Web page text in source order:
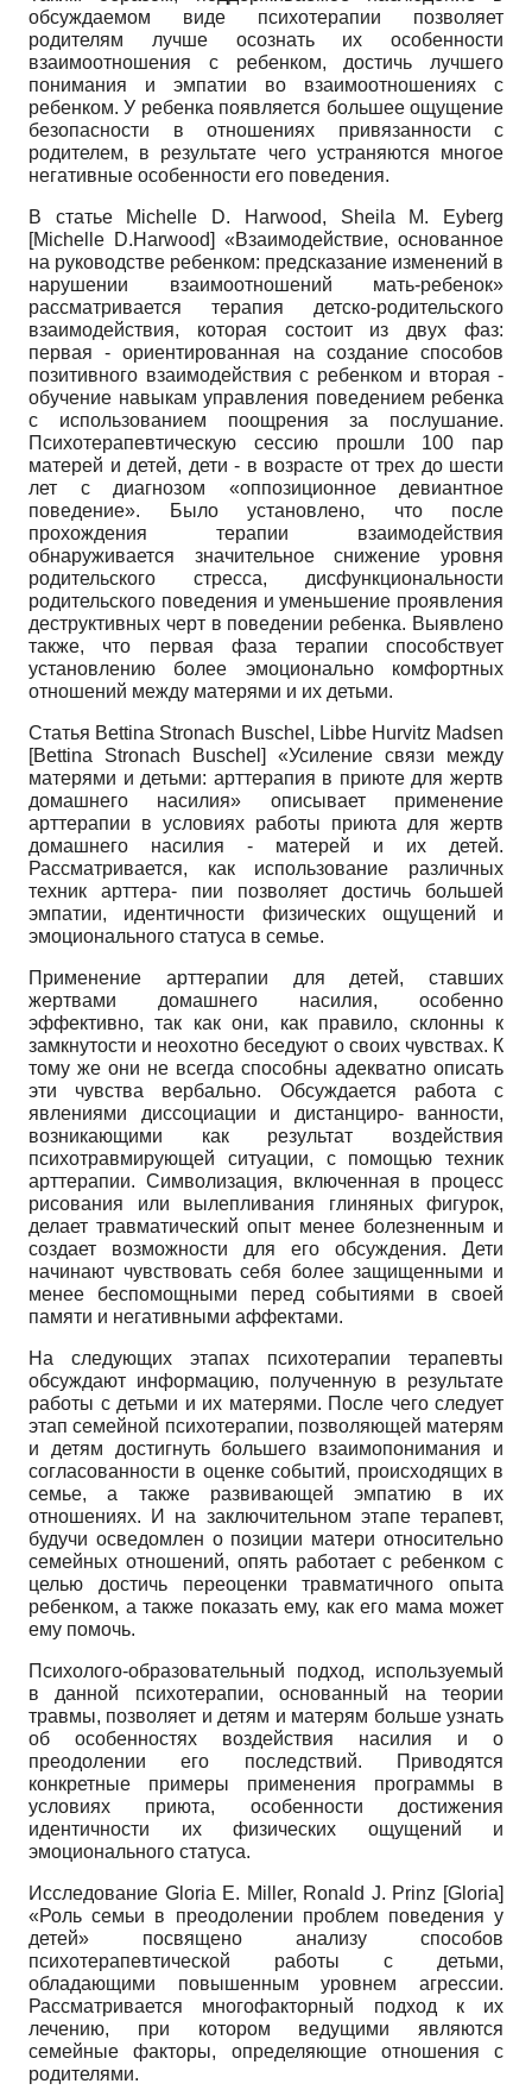
обсуждаемом виде психотерапии позволяет
родителям лучше осознать их особенности
взаимоотношения с ребенком, достичь лучшего
понимания и эмпа­тии во взаимоотношениях с
ребенком. У ребенка появляется большее ощущение
безопасности в отношениях привязанности с
родителем, в результате чего устраняются многое
негативные особенности его поведения.
В статье Michelle D. Harwood, Sheila M. Eyberg
[Michelle D.Harwood] «Взаимодействие, основанное
на руководстве ребенком: предсказание изменений в
нарушении взаимоотношений мать-ребенок»
рассматривается терапия детско-родительского
взаимодействия, которая состоит из двух фаз:
первая - ориентированная на создание способов
позитивного взаимодействия с ребенком и вторая -
обучение навыкам управления поведением ребенка
с использованием поощрения за послушание.
Психотерапевтическую сессию прошли 100 пар
матерей и детей, дети - в возрасте от трех до шести
лет с диагнозом «оппозиционное девиантное
поведение». Было установлено, что после
прохождения терапии взаимодействия
обнаруживается значительное снижение уровня
родительского стресса, дисфункци­ональности
родительского поведения и уменьшение проявления
деструктивных черт в поведении ребенка. Выявлено
также, что первая фаза терапии способствует
установлению более эмоционально комфортных
отношений между матерями и их детьми.
Статья Bettina Stronach Buschel, Libbe Hurvitz Madsen
[Bettina Stronach Buschel ]
«Усиление связи между
матерями и детьми: арттерапия в приюте для жертв
домашнего насилия» описывает применение
арттерапии в условиях работы приюта для жертв
домашнего насилия - матерей и их детей.
Рассматривается, как использование различных
техник арттера- пии позволяет достичь большей
эмпатии, идентичности физических ощущений и
эмоционального статуса в семье.
Применение арттерапии для детей, ставших
жертвами домашнего насилия, особенно
эффективно, так как они, как правило, склонны к
замкнутости и неохотно беседуют о своих чувствах. К
тому же они не всегда способны адекватно описать
эти чувства вербально. Обсуждается работа с
явлениями диссоциации и дистанциро- ванности,
возникающими как результат воздействия
психотравмирующей ситуации, с помощью техник
арттерапии. Символизация, включенная в процесс
рисования или вылепливания глиняных фигурок,
делает травматический опыт менее болезненным и
создает возможности для его обсуждения. Дети
начинают чувствовать себя более защищенными и
менее беспомощными перед событиями в своей
памяти и негативными аффектами.
На следующих этапах психотерапии терапевты
обсуждают информацию, полученную в результате
работы с детьми и их матерями. После чего следует
этап семейной психотерапии, позволяющей матерям
и детям достигнуть большего взаимопонимания и
согласованности в оценке событий, происходящих в
семье, а также развивающей эмпатию в их
отношениях. И на заключительном этапе терапевт,
будучи осведомлен о позиции матери относительно
семейных отношений, опять работает с ребенком с
целью достичь переоценки трав­матичного опыта
ребенком, а также показать ему, как его мама может
ему помочь.
Психолого-образовательный подход, используемый
в данной психотерапии, основанный на теории
травмы, позволяет и детям и матерям больше узнать
об особенностях воздействия насилия и о
преодолении его последствий. Приводятся
конкретные примеры применения программы в
условиях приюта, особенности достижения
идентичности их физических ощущений и
эмоционального статуса.
Исследование Gloria E. Miller, Ronald J. Prinz [Gloria]
«Роль семьи в преодолении проблем поведения у
детей» посвящено анализу способов
психотерапевтической работы с детьми,
обладающими повышенным уровнем агрессии.
Рассматривается многофакторный подход к их
лечению, при котором ведущими являются
семейные факторы, определяющие отношения с
родителями.